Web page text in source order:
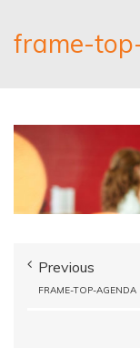
frame-
Previous
FRAME-TOP-AGENDA